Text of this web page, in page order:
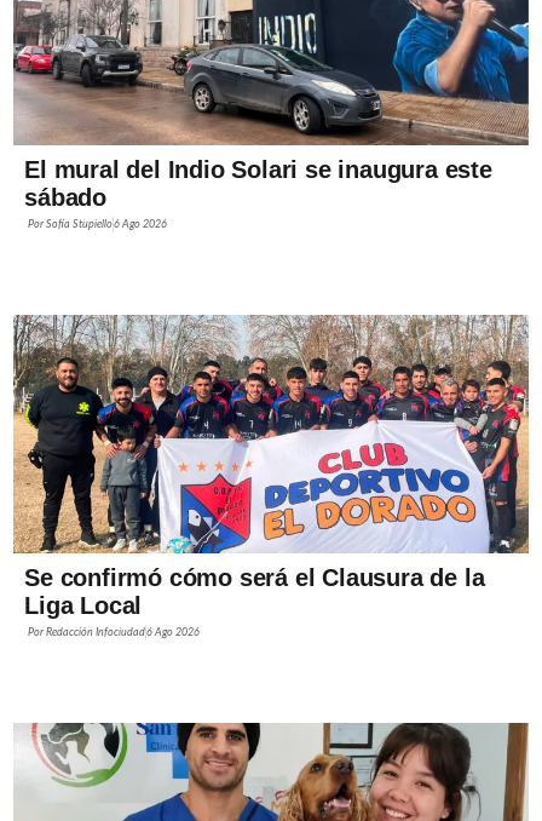
El mural del Indio Solari se inaugura este
sábado
PorSofía Stupiello6 Ago 2026
Se confirmó cómo será el Clausura de la
Liga Local
PorRedacción Infociudad6 Ago 2026